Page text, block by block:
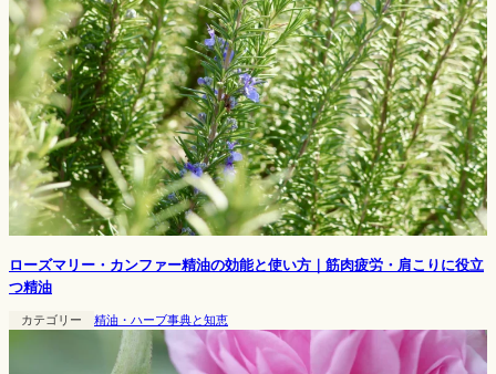
ローズマリー・カンファー精油の効能と使い方｜筋肉疲労・肩こりに役立
つ精油
カテゴリー 精油・ハーブ事典と知恵